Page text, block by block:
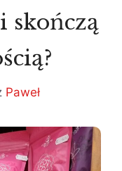
skończą
Paweł